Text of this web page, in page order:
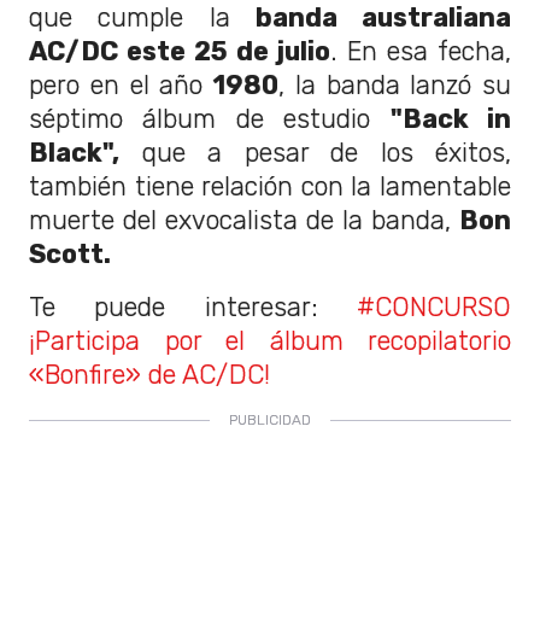
que cumple la banda australiana
AC/DC este 25 de julio. En esa fecha,
pero en el año1980, la banda lanzó su
séptimo álbum de estudio "Back in
Black", que a pesar de los éxitos,
también tiene relación con la lamentable
muerte del exvocalista de la banda, Bon
Scott.
Te puede interesar: #CONCURSO
¡Participa por el álbum recopilatorio
«Bonfire» de AC/DC!